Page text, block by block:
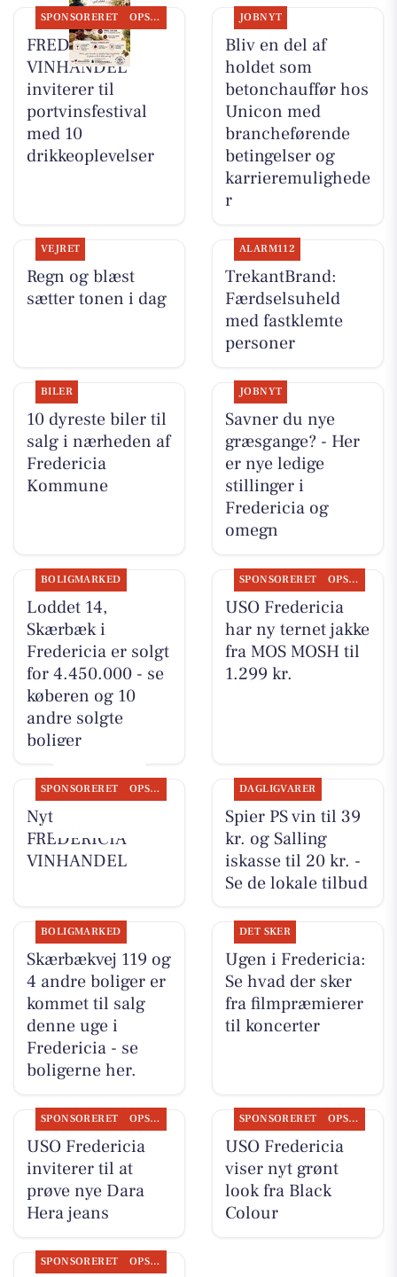
SPONSORERET OPSLAGSTAVLEN
FREDERICIA
VINHANDEL
inviterer til
portvinsfestival
med 10
drikkeoplevelser
JOBNYT
Bliv en del af
holdet som
betonchauffør hos
Unicon med
brancheførende
betingelser og
karrieremulighede
r
VEJRET
Regn og blæst
sætter tonen i dag
ALARM112
TrekantBrand:
Færdselsuheld
med fastklemte
personer
BILER
10 dyreste biler til
salg i nærheden af
Fredericia
Kommune
JOBNYT
Savner du nye
græsgange? - Her
er nye ledige
stillinger i
Fredericia og
omegn
BOLIGMARKED
Loddet 14,
Skærbæk i
Fredericia er solgt
for 4.450.000 - se
køberen og 10
andre solgte
boliger
SPONSORERET OPSLAGSTAVLEN
USO Fredericia
har ny ternet jakke
fra MOS MOSH til
1.299 kr.
SPONSORERET OPSLAGSTAVLEN
Nyt fra
FREDERICIA
VINHANDEL
DAGLIGVARER
Spier PS vin til 39
kr. og Salling
iskasse til 20 kr. -
Se de lokale tilbud
BOLIGMARKED
Skærbækvej 119 og
4 andre boliger er
kommet til salg
denne uge i
Fredericia - se
boligerne her.
DET SKER
Ugen i Fredericia:
Se hvad der sker
fra filmpræmierer
til koncerter
SPONSORERET OPSLAGSTAVLEN
USO Fredericia
inviterer til at
prøve nye Dara
Hera jeans
SPONSORERET OPSLAGSTAVLEN
USO Fredericia
viser nyt grønt
look fra Black
Colour
SPONSORERET OPSLAGSTAVLEN